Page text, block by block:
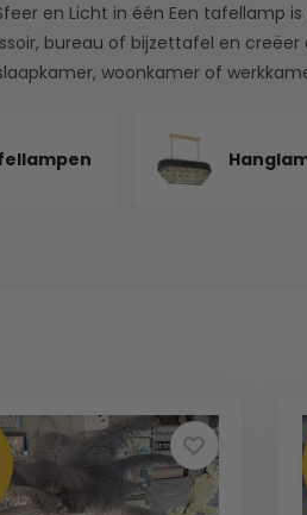
en Licht in één Een tafellamp
bureau of bijzettafel en
woonkamer of